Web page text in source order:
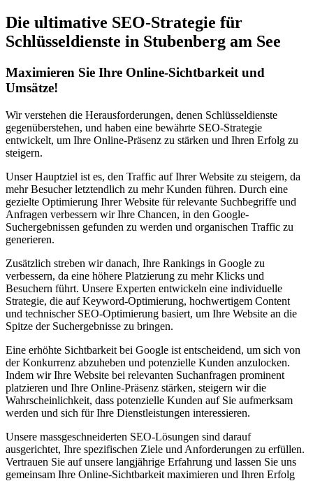
Die ultimative SEO-Strategie für
Schlüsseldienste in Stubenberg am See
Maximieren Sie Ihre Online-Sichtbarkeit und
Umsätze!
Wir verstehen die Herausforderungen, denen Schlüsseldienste
gegenüberstehen, und haben eine bewährte SEO-Strategie
entwickelt, um Ihre Online-Präsenz zu stärken und Ihren Erfolg zu
steigern.
Unser Hauptziel ist es, den Traffic auf Ihrer Website zu steigern, da
mehr Besucher letztendlich zu mehr Kunden führen. Durch eine
gezielte Optimierung Ihrer Website für relevante Suchbegriffe und
Anfragen verbessern wir Ihre Chancen, in den Google-
Suchergebnissen gefunden zu werden und organischen Traffic zu
generieren.
Zusätzlich streben wir danach, Ihre Rankings in Google zu
verbessern, da eine höhere Platzierung zu mehr Klicks und
Besuchern führt. Unsere Experten entwickeln eine individuelle
Strategie, die auf Keyword-Optimierung, hochwertigem Content
und technischer SEO-Optimierung basiert, um Ihre Website an die
Spitze der Suchergebnisse zu bringen.
Eine erhöhte Sichtbarkeit bei Google ist entscheidend, um sich von
der Konkurrenz abzuheben und potenzielle Kunden anzulocken.
Indem wir Ihre Website bei relevanten Suchanfragen prominent
platzieren und Ihre Online-Präsenz stärken, steigern wir die
Wahrscheinlichkeit, dass potenzielle Kunden auf Sie aufmerksam
werden und sich für Ihre Dienstleistungen interessieren.
Unsere massgeschneiderten SEO-Lösungen sind darauf
ausgerichtet, Ihre spezifischen Ziele und Anforderungen zu erfüllen.
Vertrauen Sie auf unsere langjährige Erfahrung und lassen Sie uns
gemeinsam Ihre Online-Sichtbarkeit maximieren und Ihren Erfolg